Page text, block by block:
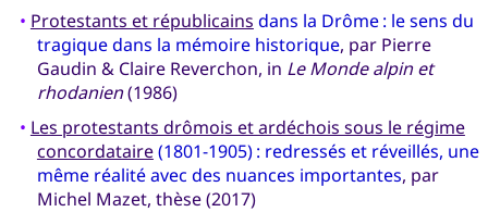
• Protestants et républicains dans la Drôme : le sens du
tragique dans la mémoire historique, par Pierre
Gaudin & Claire Reverchon, in Le Monde alpin et
rhodanien(1986)
• Les protestants drômois et ardéchois sous le régime
concordataire(1801-1905) : redressés et réveillés, une
même réalité avec des nuances importantes, par
Michel Mazet, thèse (2017)